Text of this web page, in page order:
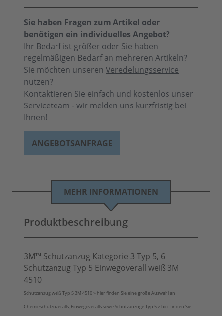
Sie haben Fragen zum Artikel oder
benötigen ein individuelles Angebot?
Ihr Bedarf ist größer oder Sie haben
regelmäßigen Bedarf an mehreren Artikeln?
Sie möchten unseren Veredelungsservice
nutzen?
Kontaktieren Sie einfach und kostenlos unser
Serviceteam - wir melden uns kurzfristig bei
Ihnen!
ANGEBOTSANFRAGE
MEHR INFORMATIONEN
Produktbeschreibung
3M™ Schutzanzug Kategorie 3 Typ 5, 6
Schutzanzug Typ 5 Einwegoverall weiß 3M
4510
Schutzanzug weiß Typ 5 3M 4510 > hier finden Sie eine große Auswahl an
Chemieschutzoveralls, Einwegoveralls sowie Schutzanzüge Typ 5 > hier finden Sie